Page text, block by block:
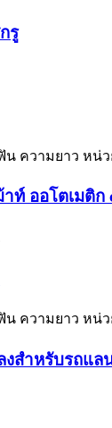
รู
น ความยาว หน่ว
ท์ ออโตเมติก
น ความยาว หน่ว
สำหรับรถแลน